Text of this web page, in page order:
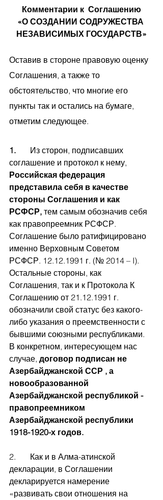
Комментарии к  Соглашению
«О СОЗДАНИИ СОДРУЖЕСТВА
НЕЗАВИСИМЫХ ГОСУДАРСТВ»
Оставив в стороне правовую оценку
Соглашения, а также то
обстоятельство, что многие его
пункты так и остались на бумаге,
отметим следующее.
1. Из сторон, подписавших
соглашение и протокол к нему,
Российская федерация
представила себя в качестве
стороны Соглашения и как
РСФСР, тем самым обозначив себя
как правопреемник РСФСР.
Соглашение было ратифицировано
именно Верховным Советом
РСФСР. 12.12.1991 г. (№ 2014 – I).
Остальные стороны, как
Соглашения, так и к Протокола К
Соглашению от 21.12.1991 г.
обозначили свой статус без какого-
либо указания о преемственности с
бывшими союзными республиками.
В конкретном, интересующем нас
случае, договор подписан не
Азербайджанской ССР , а
новообразованной
Азербайджанской республикой -
правопреемником
Азербайджанской республики
1918-1920-х годов.
2.       Как и в Алма-атинской
декларации, в Соглашении
декларируется намерение
«развивать свои отношения на